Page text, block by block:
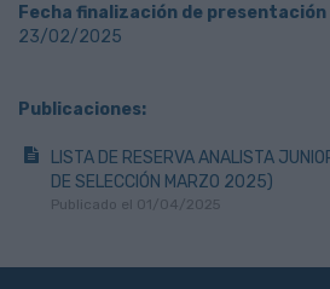
Fecha finalización de
23/02/2025
Publicaciones:
LISTA DE RESERVA ANALISTA
DE SELECCIÓN MARZO 2025)
Publicado el 01/04/2025